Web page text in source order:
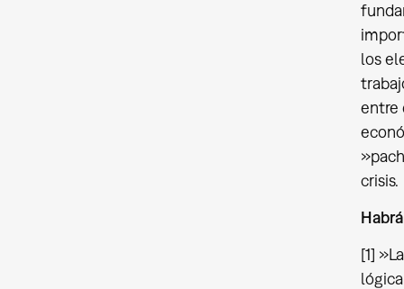
los
entre
crisis.
[1]